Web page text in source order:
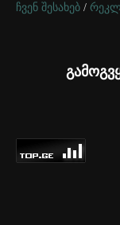
ჩვენ შესახებ /